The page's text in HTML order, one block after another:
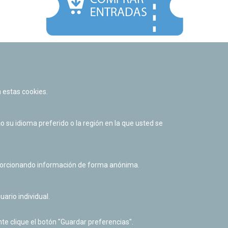
Política de cookies
Derecho de acceso a información pública
cookies.
su idioma preferido o la región en la que usted se
información de forma anónima.
individual.
clique el botón "Guardar preferencias".